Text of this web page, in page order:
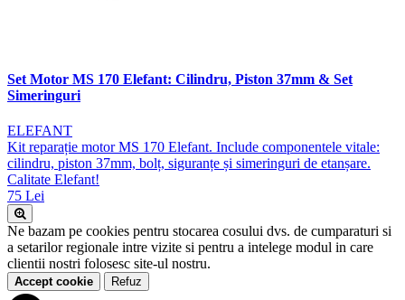
Set Motor MS 170 Elefant: Cilindru, Piston 37mm & Set
Simeringuri
ELEFANT
Kit reparație motor MS 170 Elefant. Include componentele vitale:
cilindru, piston 37mm, bolț, siguranțe și simeringuri de etanșare.
Calitate Elefant!
75 Lei
Ne bazam pe cookies pentru stocarea cosului dvs. de cumparaturi si
a setarilor regionale intre vizite si pentru a intelege modul in care
clientii nostri folosesc site-ul nostru.
Accept cookie Refuz